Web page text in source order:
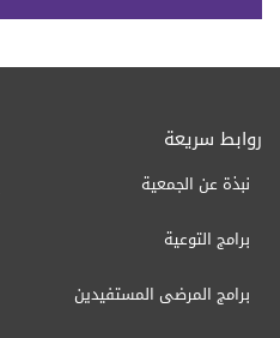
روابط سريعة
نبذة عن الجمعية
برامج التوعية
برامج المرضى المستفيدين